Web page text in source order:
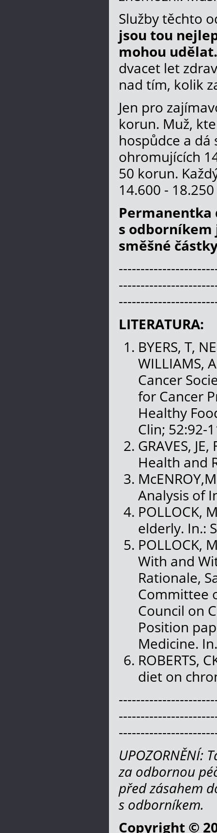
Služby těchto
jsou tou
mohou udělat.
dvacet let
nad tím, kolik
Jen pro
korun. Muž,
hospůdce a dá
ohromujících
50 korun.
14.600 -
s odborníkem
směšné
LITERATURA:
BYERS, T,
WILLIAMS,
Cancer
for Cancer
Healthy
Clin; 52:92-
GRAVES,
Health and
Analysis of
POLLOCK,
elderly. In.:
POLLOCK,
With and
Rationale,
Committee
Council on
Position
Medicine.
ROBERTS,
diet on
UPOZORNĚNÍ:
za odbornou
před zásahem
s odborníkem.
Copyright ©